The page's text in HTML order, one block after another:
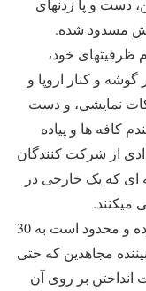
مسدود شده.
ظرفیتهای خود،
گوشه و کنار اروپا و
نمایشی، و دست
کافه ها و پیاده
از شرکت کنندگان
ای که یک خارجی در
میکنند.
برنامه کار این کاباره ها مطلقاً سیاسی نبوده و محدود است به 30
مجاهدین که حتی
انداختن بر روی آن